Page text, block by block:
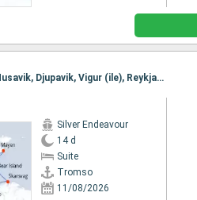
Itinerario : Tromso, Skarsvag, Bear Island, Svalbard Southern, Jan Mayen, Husavik, Djupavik, Vigur (ile), Reykjavik, Tromso, Skarsvag, Bear Island, Svalbard Southern, Jan Mayen, Husavik, Djupavik, Vigur (ile), Reykjavik
Silver Endeavour
14 d
Suite
Tromso
11/08/2026